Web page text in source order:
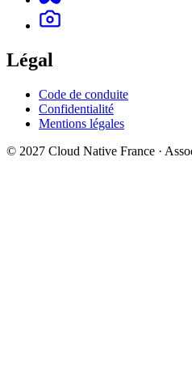
Légal
Code de conduite
Confidentialité
Mentions légales
© 2027 Cloud Native France ·